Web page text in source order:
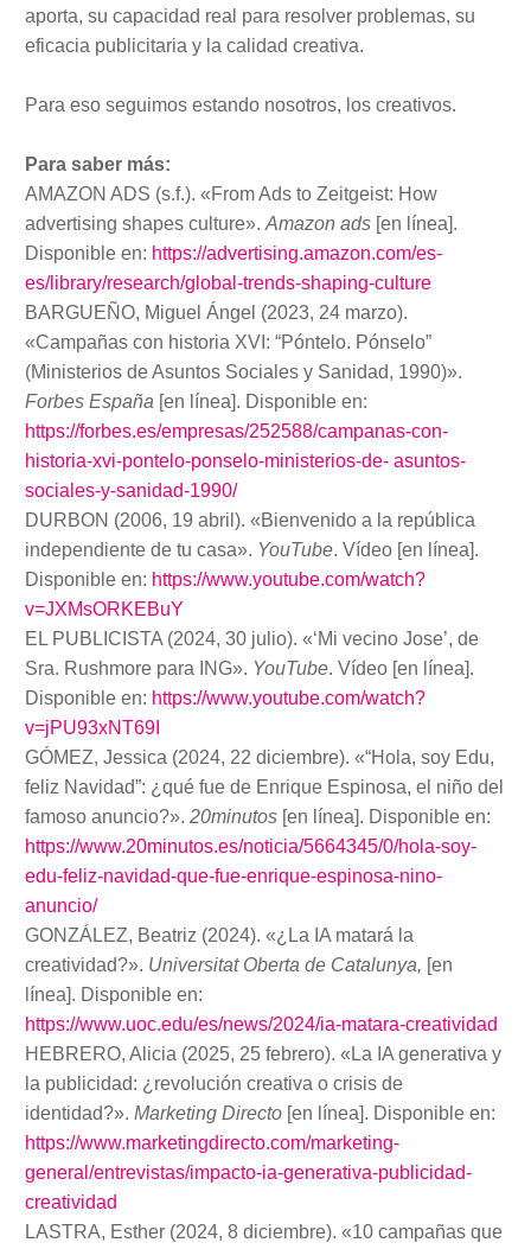
aporta, su capacidad real para resolver problemas, su
eficacia publicitaria y la calidad creativa.
Para eso seguimos estando nosotros, los creativos.
Para saber más:
AMAZON ADS (s.f.). «From Ads to Zeitgeist: How
advertising shapes culture».Amazon ads [en línea].
Disponible en: https://advertising.amazon.com/es-
es/library/research/global-trends-shaping-culture
BARGUEÑO, Miguel Ángel (2023, 24 marzo).
«Campañas con historia XVI: “Póntelo. Pónselo”
(Ministerios de Asuntos Sociales y Sanidad, 1990)».
Forbes España [en línea]. Disponible en:
https://forbes.es/empresas/252588/campanas-con-
historia-xvi-pontelo-ponselo-ministerios-de- asuntos-
sociales-y-sanidad-1990/
DURBON (2006, 19 abril). «Bienvenido a la república
independiente de tu casa». YouTube. Vídeo [en línea].
Disponible en: https://www.youtube.com/watch?
v=JXMsORKEBuY
EL PUBLICISTA (2024, 30 julio). «‘Mi vecino Jose’, de
Sra. Rushmore para ING». YouTube. Vídeo [en línea].
Disponible en: https://www.youtube.com/watch?
v=jPU93xNT69I
GÓMEZ, Jessica (2024, 22 diciembre). «“Hola, soy Edu,
feliz Navidad”: ¿qué fue de Enrique Espinosa, el niño del
famoso anuncio?». 20minutos [en línea]. Disponible en:
https://www.20minutos.es/noticia/5664345/0/hola-soy-
edu-feliz-navidad-que-fue-enrique-espinosa-nino-
anuncio/
GONZÁLEZ, Beatriz (2024). «¿La IA matará la
creatividad?». Universitat Oberta de Catalunya, [en
línea]. Disponible en:
https://www.uoc.edu/es/news/2024/ia-matara-creatividad
HEBRERO, Alicia (2025, 25 febrero). «La IA generativa y
la publicidad: ¿revolución creativa o crisis de
identidad?». Marketing Directo [en línea]. Disponible en:
https://www.marketingdirecto.com/marketing-
general/entrevistas/impacto-ia-generativa-publicidad-
creatividad
LASTRA, Esther (2024, 8 diciembre). «10 campañas que